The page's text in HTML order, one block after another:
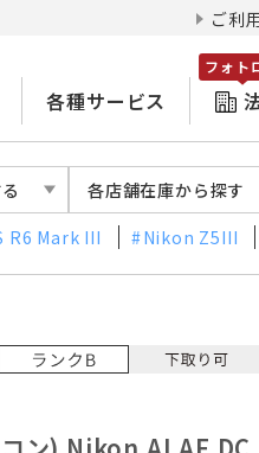
ご利
各種サービス
フォト
各店舗在庫から探す
R6 Mark III Nikon Z5III